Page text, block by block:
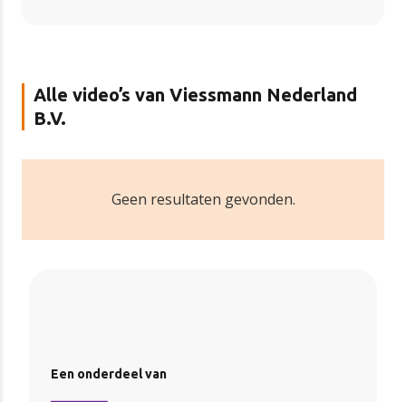
Alle video’s van Viessmann Nederland
B.V.
Geen resultaten gevonden.
Een onderdeel van